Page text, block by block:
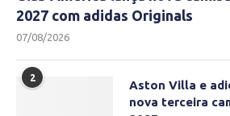
2027 com adidas Originals
07/08/2026
2
Aston Villa e
nova terceira